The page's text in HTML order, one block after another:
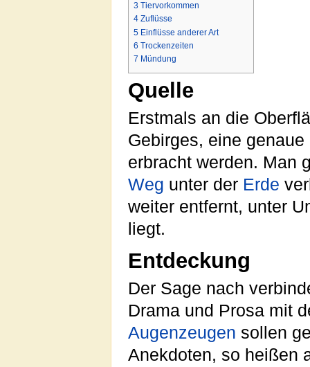
3 Tiervorkommen
4 Zuflüsse
5 Einflüsse anderer Art
6 Trockenzeiten
7 Mündung
Quelle
Erstmals an die
Gebirges, eine genaue
erbracht werden. Man
Weg unter der Erde
weiter entfernt, unter
liegt.
Entdeckung
Der Sage nach
Drama und Prosa mit
Augenzeugen sollen
Anekdoten, so heißen